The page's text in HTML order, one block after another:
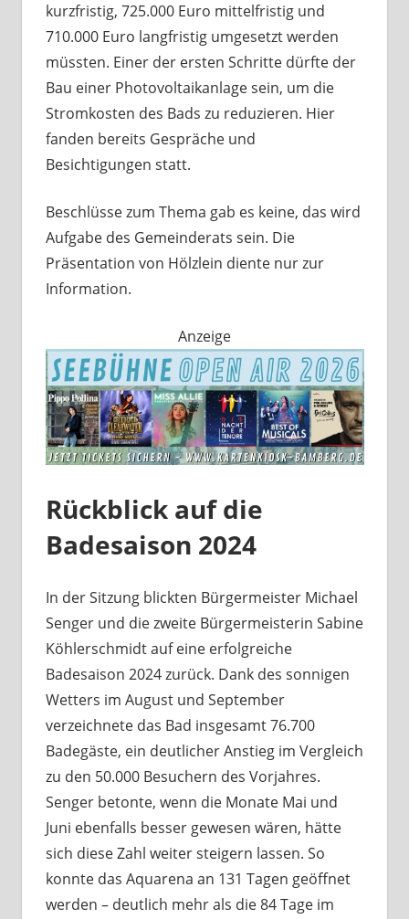
kurzfristig, 725.000 Euro mittelfristig und
710.000 Euro langfristig umgesetzt werden
müssten. Einer der ersten Schritte dürfte der
Bau einer Photovoltaikanlage sein, um die
Stromkosten des Bads zu reduzieren. Hier
fanden bereits Gespräche und
Besichtigungen statt.
Beschlüsse zum Thema gab es keine, das wird
Aufgabe des Gemeinderats sein. Die
Präsentation von Hölzlein diente nur zur
Information.
Anzeige
Rückblick auf die
Badesaison 2024
In der Sitzung blickten Bürgermeister Michael
Senger und die zweite Bürgermeisterin Sabine
Köhlerschmidt auf eine erfolgreiche
Badesaison 2024 zurück. Dank des sonnigen
Wetters im August und September
verzeichnete das Bad insgesamt 76.700
Badegäste, ein deutlicher Anstieg im Vergleich
zu den 50.000 Besuchern des Vorjahres.
Senger betonte, wenn die Monate Mai und
Juni ebenfalls besser gewesen wären, hätte
sich diese Zahl weiter steigern lassen. So
konnte das Aquarena an 131 Tagen geöffnet
werden – deutlich mehr als die 84 Tage im